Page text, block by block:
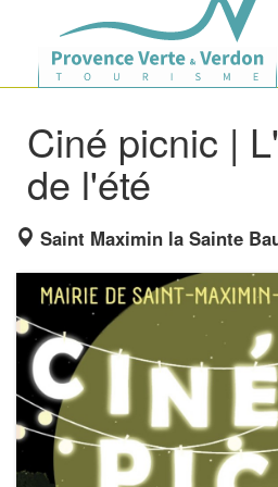
Ciné picnic |
de l'été
Saint Maximin la Sainte